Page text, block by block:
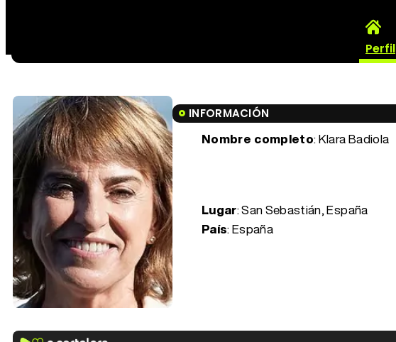
Perfil
INFORMACIÓN
Nombre completo: Klara Badiola
Lugar: San Sebastián, España
País: España